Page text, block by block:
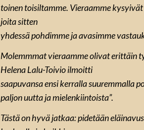
toinen toisiltamme. Vieraamme
joita sitten
yhdessä pohdimme ja avasimme
Molemmmat vieraamme olivat erittäin
Helena Lalu-Toivio ilmoitti
saapuvansa ensi kerralla suuremmalla
paljon uutta ja mielenkiintoista”.
Tästä on hyvä jatkaa:pidetään